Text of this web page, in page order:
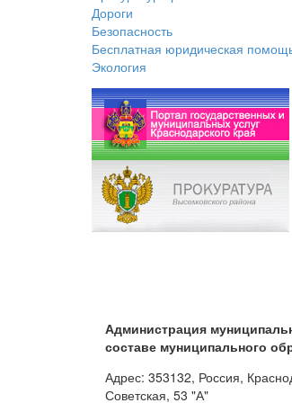
Дороги
Безопасность
Бесплатная юридическая
Экология
Администрация
составе муниципального
Адрес: 353132, Россия,
Советская, 53 "А"